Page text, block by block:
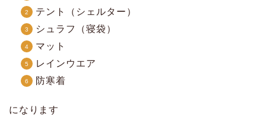
テント（シェルター）
シュラフ（寝袋）
マット
レインウエア
防寒着
になります